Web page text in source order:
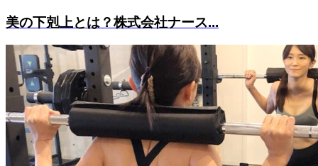
美の下剋上とは？株式会社ナース...